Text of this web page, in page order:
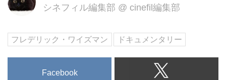
ン
るために、なくてはならない町の
今。
巨匠フレデリック・ワイズマン
の“町ドキュメンタリー”の傑作。
シネフィル編集部 @ cinefil編集部
フレデリック・ワイズマン ドキュメンタリー
Facebook